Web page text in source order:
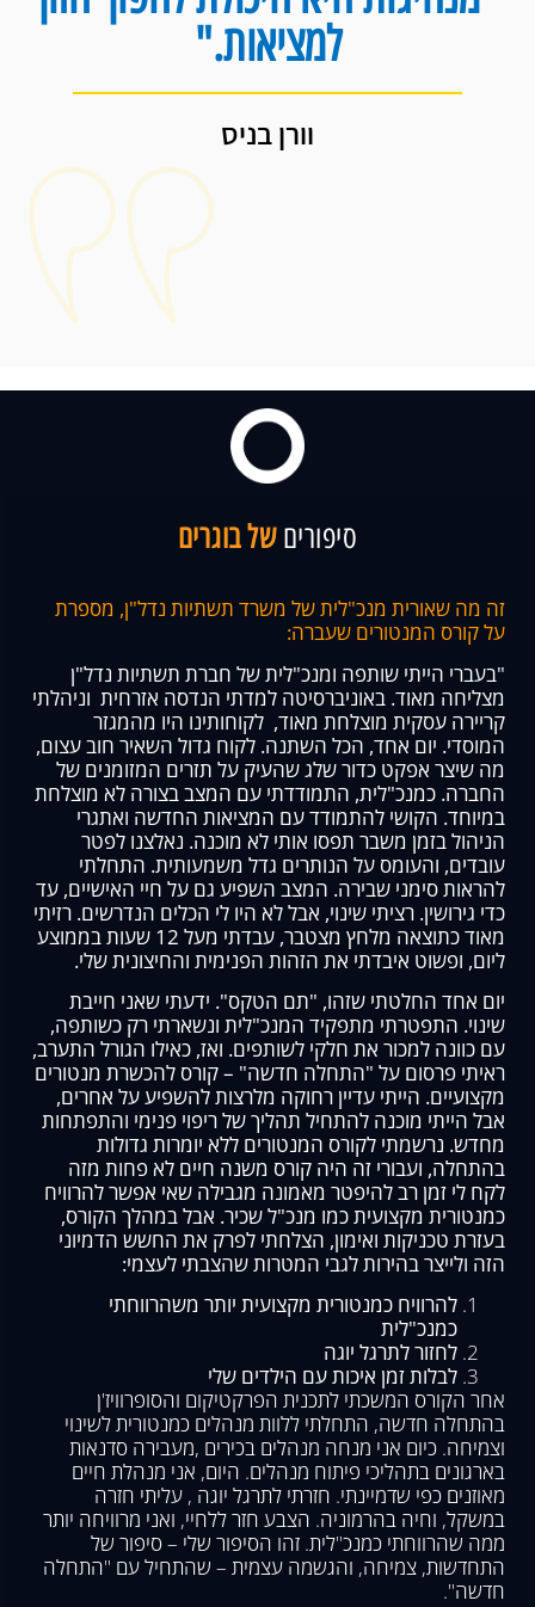
למציאות."
וורן בניס
סיפורים של בוגרים
זה מה שאורית מנכ"לית של משרד תשתיות נדל"ן, מספרת
על קורס המנטורים שעברה:
"בעברי הייתי שותפה ומנכ"לית של חברת תשתיות נדל"ן
מצליחה מאוד. באוניברסיטה למדתי הנדסה אזרחית וניהלתי
קריירה עסקית מוצלחת מאוד, לקוחותינו היו מהמגזר
המוסדי. יום אחד, הכל השתנה. לקוח גדול השאיר חוב עצום,
מה שיצר אפקט כדור שלג שהעיק על תזרים המזומנים של
החברה. כמנכ"לית, התמודדתי עם המצב בצורה לא מוצלחת
במיוחד. הקושי להתמודד עם המציאות החדשה ואתגרי
הניהול בזמן משבר תפסו אותי לא מוכנה. נאלצנו לפטר
עובדים, והעומס על הנותרים גדל משמעותית. התחלתי
להראות סימני שבירה. המצב השפיע גם על חיי האישיים, עד
כדי גירושין. רציתי שינוי, אבל לא היו לי הכלים הנדרשים. רזיתי
מאוד כתוצאה מלחץ מצטבר, עבדתי מעל 12 שעות בממוצע
ליום, ופשוט איבדתי את הזהות הפנימית והחיצונית שלי.
יום אחד החלטתי שזהו, "תם הטקס". ידעתי שאני חייבת
שינוי. התפטרתי מתפקיד המנכ"לית ונשארתי רק כשותפה,
עם כוונה למכור את חלקי לשותפים. ואז, כאילו הגורל התערב,
ראיתי פרסום על "התחלה חדשה" – קורס להכשרת מנטורים
מקצועיים. הייתי עדיין רחוקה מלרצות להשפיע על אחרים,
אבל הייתי מוכנה להתחיל תהליך של ריפוי פנימי והתפתחות
מחדש. נרשמתי לקורס המנטורים ללא יומרות גדולות
בהתחלה, ועבורי זה היה קורס משנה חיים לא פחות מזה
לקח לי זמן רב להיפטר מאמונה מגבילה שאי אפשר להרוויח
כמנטורית מקצועית כמו מנכ"ל שכיר. אבל במהלך הקורס,
בעזרת טכניקות ואימון, הצלחתי לפרק את החשש הדמיוני
הזה ולייצר בהירות לגבי המטרות שהצבתי לעצמי:
להרוויח כמנטורית מקצועית יותר משהרווחתי
כמנכ"לית
לחזור לתרגל יוגה
לבלות זמן איכות עם הילדים שלי
אחר הקורס המשכתי לתכנית הפרקטיקום והסופרוויז'ן
בהתחלה חדשה, התחלתי ללוות מנהלים כמנטורית לשינוי
וצמיחה. כיום אני מנחה מנהלים בכירים ,מעבירה סדנאות
בארגונים בתהליכי פיתוח מנהלים. היום, אני מנהלת חיים
מאוזנים כפי שדמיינתי. חזרתי לתרגל יוגה , עליתי חזרה
במשקל, וחיה בהרמוניה. הצבע חזר ללחיי, ואני מרוויחה יותר
ממה שהרווחתי כמנכ"לית. זהו הסיפור שלי – סיפור של
התחדשות, צמיחה, והגשמה עצמית – שהתחיל עם "התחלה
חדשה".